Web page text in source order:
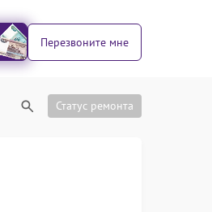
Перезвоните мне
Статус ремонта